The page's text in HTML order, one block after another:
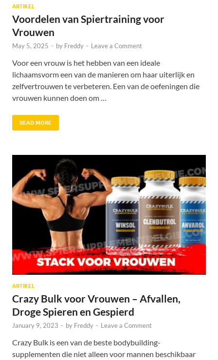
ARTIKEL
Voordelen van Spiertraining voor
Vrouwen
May 5, 2025 - by Freddy - Leave a Comment
Voor een vrouw is het hebben van een ideale
lichaamsvorm een van de manieren om haar uiterlijk en
zelfvertrouwen te verbeteren. Een van de oefeningen die
vrouwen kunnen doen om …
READ MORE
ARTIKEL
Crazy Bulk voor Vrouwen – Afvallen,
Droge Spieren en Gespierd
January 9, 2023 - by Freddy - Leave a Comment
Crazy Bulk is een van de beste bodybuilding-
supplementen die niet alleen voor mannen beschikbaar